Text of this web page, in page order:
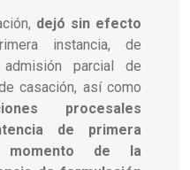
dejó sin efecto
instancia, de
parcial de
casación, así como
procesales
de primera
momento de la